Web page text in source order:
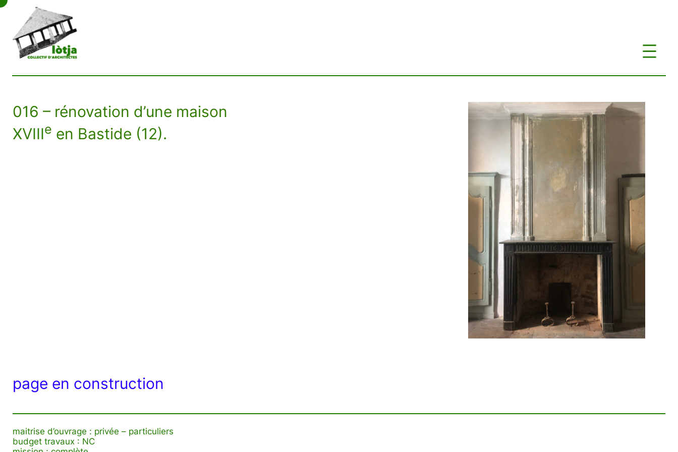
Aller
contenu
016 – rénovation d’une maison
XVIIIe en Bastide (12).
page en construction
maitrise d’ouvrage : privée – particuliers
budget travaux : NC